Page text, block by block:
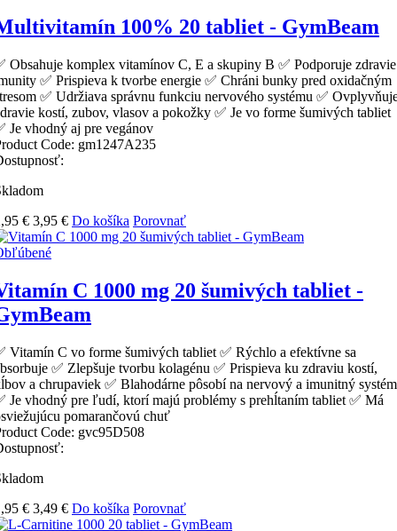
100% 20 tabliet - GymBeam
Obsahuje komplex vitamínov C, E a skupiny B ✅ Podporuje zdravie
✅ Prispieva k tvorbe energie ✅ Chráni bunky pred oxidačným
✅ Udržiava správnu funkciu nervového systému ✅
kostí, zubov, vlasov a pokožky ✅ Je vo forme šumivých tabliet
Je vhodný aj pre vegánov
Code: gm1247A235
€ 3,95 € Do košíka Porovnať
C 1000 mg 20 šumivých tabliet -
Vitamín C vo forme šumivých tabliet ✅ Rýchlo a efektívne sa
✅ Zlepšuje tvorbu kolagénu ✅ Prispieva ku zdraviu kostí,
a chrupaviek ✅ Blahodárne pôsobí na nervový a imunitný systém
Je vhodný pre ľudí, ktorí majú problémy s prehĺtaním tabliet ✅ Má
pomarančovú chuť
Code: gvc95D508
€ 3,49 € Do košíka Porovnať